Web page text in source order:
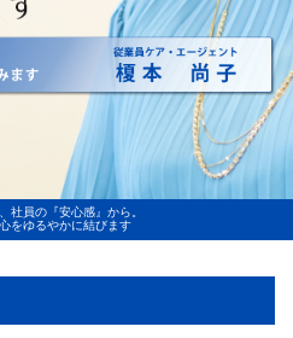
社員の『安心感』から。
をゆるやかに結びます